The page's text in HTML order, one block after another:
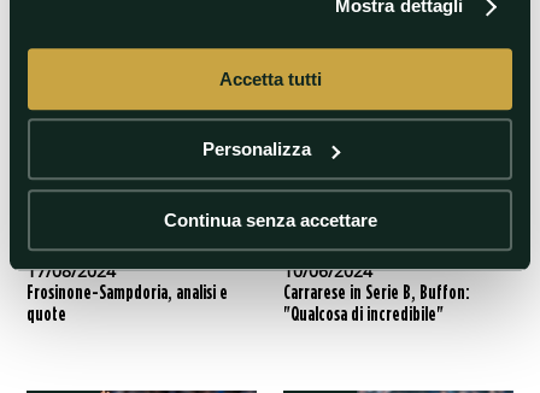
Mostra dettagli
Accetta tutti
Personalizza
Continua senza accettare
la preview di Catanzaro-Spezia
Serie B, recupero 34°giornata: la
preview di Spezia-Cosenza
17/08/2024
Frosinone-Sampdoria, analisi e
quote
Serie B
10/06/2024
Carrarese in Serie B, Buffon:
"Qualcosa di incredibile"